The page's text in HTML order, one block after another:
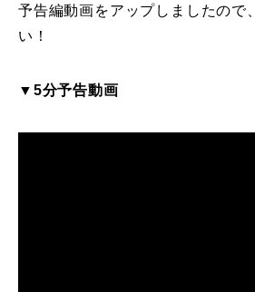
白馬五竜FA
予告編動画をアップしましたので
い！
▼5分予告動画